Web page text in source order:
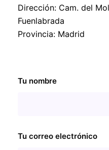
Dirección: Cam. del
Fuenlabrada
Provincia: Madrid
Tu nombre
Tu correo electrónico